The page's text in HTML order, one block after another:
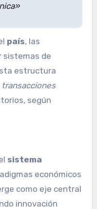
país, las
sistemas de
estructura
transacciones
según
sistema
económicos
como eje central
innovación